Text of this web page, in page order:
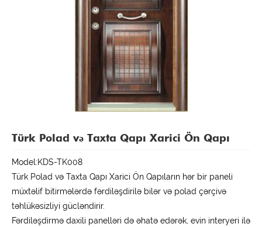
Türk Polad və Taxta Qapı Xarici Ön Qapı
Model:KDS-TK008
Türk Polad və Taxta Qapı Xarici Ön Qapıların hər bir paneli
müxtəlif bitirmələrdə fərdiləşdirilə bilər və polad çərçivə
təhlükəsizliyi gücləndirir.
Fərdiləşdirmə daxili panelləri də əhatə edərək, evin interyeri ilə